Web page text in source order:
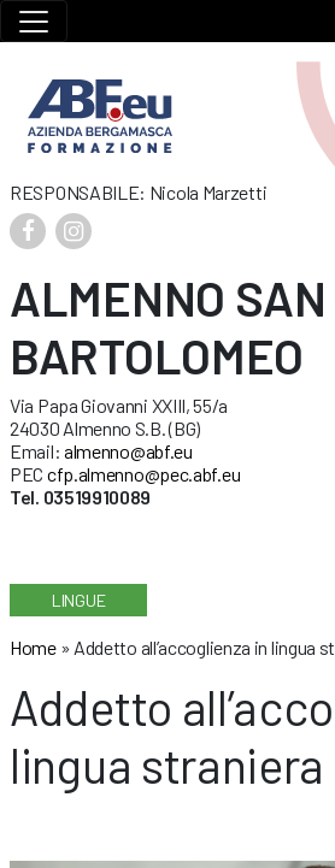
RESPONSABILE: Nicola Marzetti
ALMENNO SAN
BARTOLOMEO
Via Papa Giovanni XXIII, 55/a
24030 Almenno S.B. (BG)
Email: almenno@abf.eu
PEC cfp.almenno@pec.abf.eu
Tel. 03519910089
LINGUE
Home» Addetto all’accoglienza in lingua
Addetto
lingua straniera